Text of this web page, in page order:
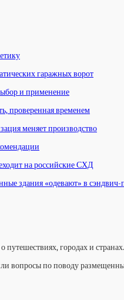
гаражных ворот
и применение
проверенная временем
меняет производство
на российские СХД
здания «одевают» в сэндвич-
городах и странах.
вопросы по поводу